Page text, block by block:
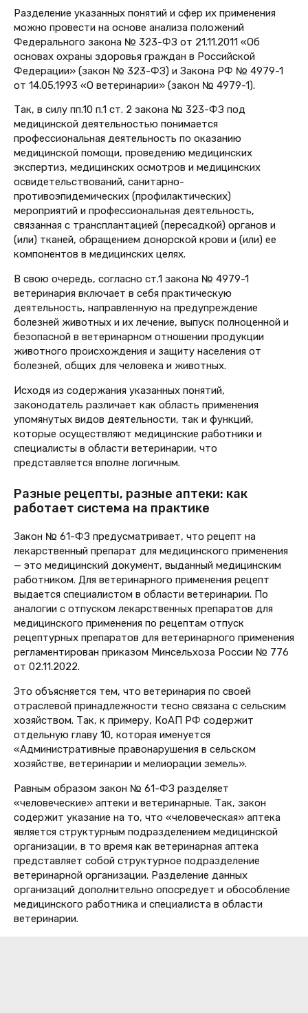
Разделение указанных понятий и сфер их применения
можно провести на основе анализа положений
Федерального закона № 323-ФЗ от 21.11.2011 «Об
основах охраны здоровья граждан в Российской
Федерации» (закон № 323-ФЗ) и Закона РФ № 4979-1
от 14.05.1993 «О ветеринарии» (закон № 4979-1).
Так, в силу пп.10 п.1 ст. 2 закона № 323-ФЗ под
медицинской деятельностью понимается
профессиональная деятельность по оказанию
медицинской помощи, проведению медицинских
экспертиз, медицинских осмотров и медицинских
освидетельствований, санитарно-
противоэпидемических (профилактических)
мероприятий и профессиональная деятельность,
связанная с трансплантацией (пересадкой) органов и
(или) тканей, обращением донорской крови и (или) ее
компонентов в медицинских целях.
В свою очередь, согласно ст.1 закона № 4979-1
ветеринария включает в себя практическую
деятельность, направленную на предупреждение
болезней животных и их лечение, выпуск полноценной и
безопасной в ветеринарном отношении продукции
животного происхождения и защиту населения от
болезней, общих для человека и животных.
Исходя из содержания указанных понятий,
законодатель различает как область применения
упомянутых видов деятельности, так и функций,
которые осуществляют медицинские работники и
специалисты в области ветеринарии, что
представляется вполне логичным.
Разные рецепты, разные аптеки: как
работает система на практике
Закон № 61-ФЗ предусматривает, что рецепт на
лекарственный препарат для медицинского применения
— это медицинский документ, выданный медицинским
работником. Для ветеринарного применения рецепт
выдается специалистом в области ветеринарии. По
аналогии с отпуском лекарственных препаратов для
медицинского применения по рецептам отпуск
рецептурных препаратов для ветеринарного применения
регламентирован приказом Минсельхоза России № 776
от 02.11.2022.
Это объясняется тем, что ветеринария по своей
отраслевой принадлежности тесно связана с сельским
хозяйством. Так, к примеру, КоАП РФ содержит
отдельную главу 10, которая именуется
«Административные правонарушения в сельском
хозяйстве, ветеринарии и мелиорации земель».
Равным образом закон № 61-ФЗ разделяет
«человеческие» аптеки и ветеринарные. Так, закон
содержит указание на то, что «человеческая» аптека
является структурным подразделением медицинской
организации, в то время как ветеринарная аптека
представляет собой структурное подразделение
ветеринарной организации. Разделение данных
организаций дополнительно опосредует и обособление
медицинского работника и специалиста в области
ветеринарии.